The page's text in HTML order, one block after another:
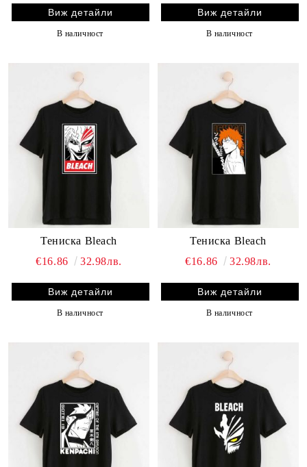
Виж детайли
В наличност
Виж детайли
В наличност
Тениска Bleach
€16.86
32.98лв.
Виж детайли
В наличност
Тениска Bleach
€16.86
32.98лв.
Виж детайли
В наличност